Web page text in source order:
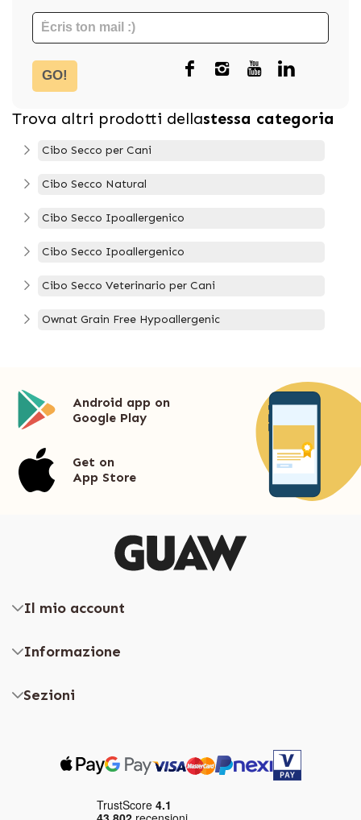
GO!
Trova altri prodotti dellastessa categoria
Cibo Secco per Cani
Cibo Secco Natural
Cibo Secco Ipoallergenico
Cibo Secco Ipoallergenico
Cibo Secco Veterinario per Cani
Ownat Grain Free Hypoallergenic
Android app on
Google Play
Get on
App Store
Il mio account
Informazione
Sezioni